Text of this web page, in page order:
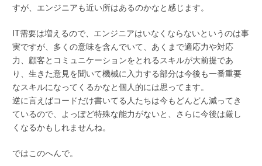
すが、エンジニアも近い所はあるのかなと感じます。
IT需要は増えるので、エンジニアはいなくならないというのは事
実ですが、多くの意味を含んでいて、あくまで適応力や対応
力、顧客とコミュニケーションをとれるスキルが大前提であ
り、生きた意見を聞いて機械に入力する部分は今後も一番重要
なスキルになってくるかなと個人的には思ってます。
逆に言えばコードだけ書いてる人たちは今もどんどん減ってき
ているので、よっぽど特殊な能力がないと、さらに今後は厳し
くなるかもしれませんね。
ではこのへんで。